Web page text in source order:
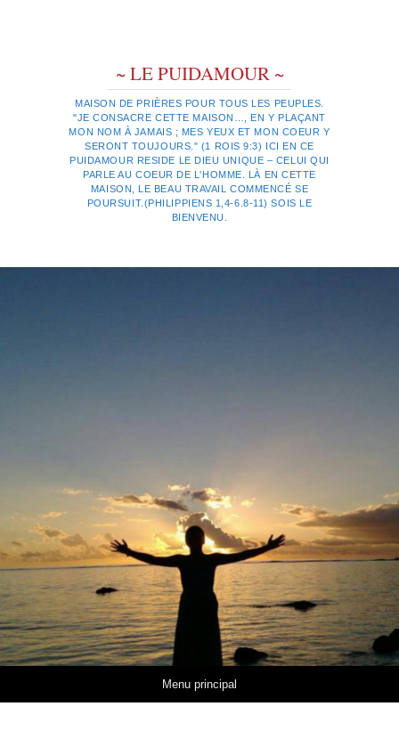
~ LE PUIDAMOUR ~
MAISON DE PRIÈRES POUR TOUS LES PEUPLES.
"JE CONSACRE CETTE MAISON…, EN Y PLAÇANT
MON NOM À JAMAIS ; MES YEUX ET MON COEUR Y
SERONT TOUJOURS." (1 ROIS 9:3) ICI EN CE
PUIDAMOUR RESIDE LE DIEU UNIQUE – CELUI QUI
PARLE AU COEUR DE L'HOMME. LÀ EN CETTE
MAISON, LE BEAU TRAVAIL COMMENCÉ SE
POURSUIT.(PHILIPPIENS 1,4-6.8-11) SOIS LE
BIENVENU.
Menu principal